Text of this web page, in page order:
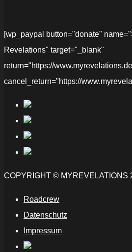
[wp_paypal button="donate"
Revelations" target="_blank"
return="https://
cancel_return="https://
COPYRIGHT © MYREVELATIONS
Roadcrew
Datenschutz
Impressum